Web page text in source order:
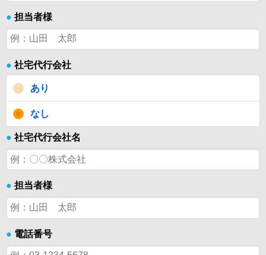
● 担当者様
● 社宅代行会社
あり
なし
● 社宅代行会社名
● 担当者様
● 電話番号